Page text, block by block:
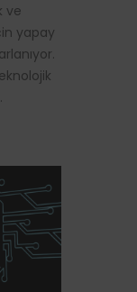
ve
yapay